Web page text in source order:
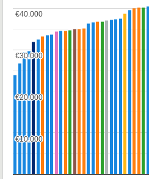
€10.000
€10.000
€20.000
€20.000
€30.000
€30.000
€40.000
€40.000